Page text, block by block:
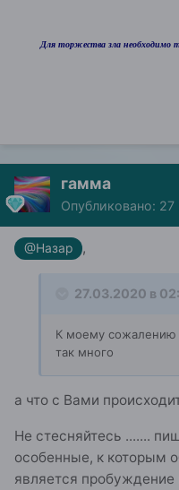
Для торжества зла необходимо
гамма
Опубликовано: 27
@Назар ,
27.03.2020 в
К моему сожалению
так много
а что с Вами
Не стесняйтесь .......
особенные, к которым
является